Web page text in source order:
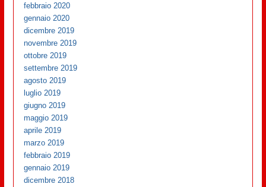
febbraio 2020
gennaio 2020
dicembre 2019
novembre 2019
ottobre 2019
settembre 2019
agosto 2019
luglio 2019
giugno 2019
maggio 2019
aprile 2019
marzo 2019
febbraio 2019
gennaio 2019
dicembre 2018